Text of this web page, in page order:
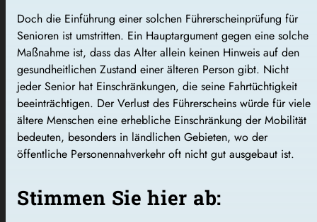
Doch die Einführung einer solchen Führerscheinprüfung für
Senioren ist umstritten. Ein Hauptargument gegen eine solche
Maßnahme ist, dass das Alter allein keinen Hinweis auf den
gesundheitlichen Zustand einer älteren Person gibt. Nicht
jeder Senior hat Einschränkungen, die seine Fahrtüchtigkeit
beeinträchtigen. Der Verlust des Führerscheins würde für viele
ältere Menschen eine erhebliche Einschränkung der Mobilität
bedeuten, besonders in ländlichen Gebieten, wo der
öffentliche Personennahverkehr oft nicht gut ausgebaut ist.
Stimmen Sie hier ab: